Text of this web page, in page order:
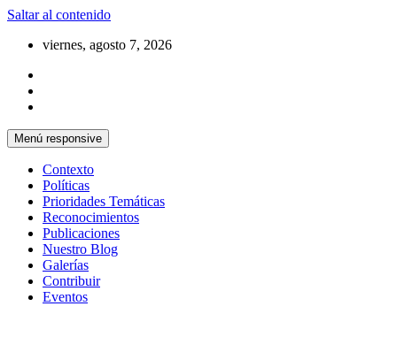
Saltar al contenido
viernes, agosto 7, 2026
Menú responsive
Contexto
Políticas
Prioridades Temáticas
Reconocimientos
Publicaciones
Nuestro Blog
Galerías
Contribuir
Eventos